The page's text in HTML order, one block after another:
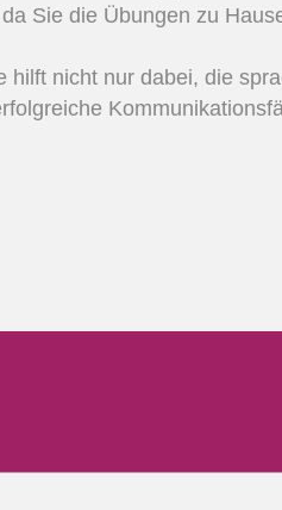
Sie die Übungen zu
nicht nur dabei, die